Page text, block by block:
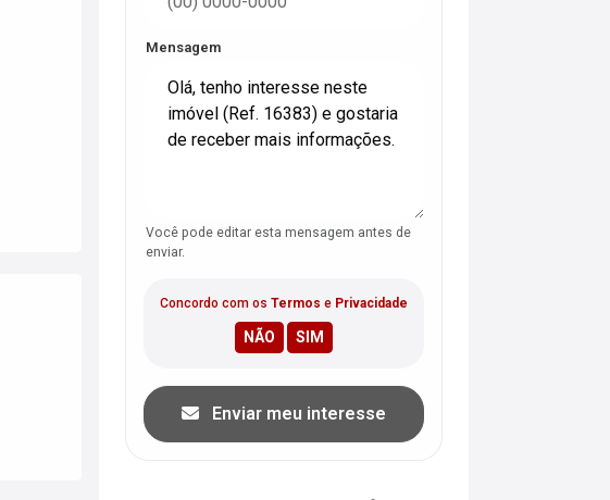
Mensagem
Você pode editar esta mensagem antes de
enviar.
Concordo com os Termos e Privacidade
Enviar meu interesse